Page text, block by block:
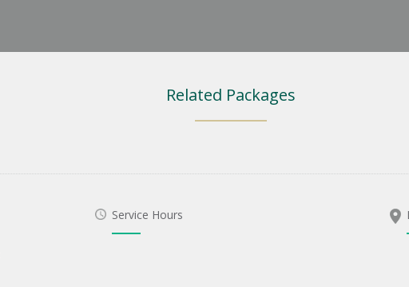
Related Packages
Service Hours